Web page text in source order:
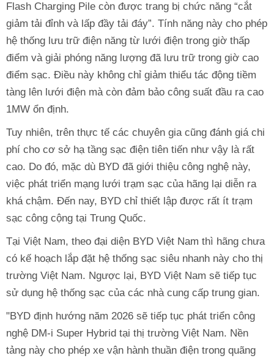
Flash Charging Pile còn được trang bị chức năng “cắt
giảm tải đỉnh và lấp đầy tải đáy”. Tính năng này cho phép
hệ thống lưu trữ điện năng từ lưới điện trong giờ thấp
điểm và giải phóng năng lượng đã lưu trữ trong giờ cao
điểm sạc. Điều này không chỉ giảm thiểu tác động tiềm
tàng lên lưới điện mà còn đảm bảo công suất đầu ra cao
1MW ổn định.
Tuy nhiên, trên thực tế các chuyên gia cũng đánh giá chi
phí cho cơ sở hạ tầng sạc điện tiên tiến như vậy là rất
cao. Do đó, mặc dù BYD đã giới thiệu công nghệ này,
việc phát triển mạng lưới trạm sạc của hãng lại diễn ra
khá chậm. Đến nay, BYD chỉ thiết lập được rất ít trạm
sạc công cộng tại Trung Quốc.
Tại Việt Nam, theo đại diện BYD Việt Nam thì hãng chưa
có kế hoạch lắp đặt hệ thống sạc siêu nhanh này cho thị
trường Việt Nam. Ngược lại, BYD Việt Nam sẽ tiếp tục
sử dụng hệ thống sạc của các nhà cung cấp trung gian.
"BYD định hướng năm 2026 sẽ tiếp tục phát triển công
nghệ DM-i Super Hybrid tại thị trường Việt Nam. Nền
tảng này cho phép xe vận hành thuần điện trong quãng